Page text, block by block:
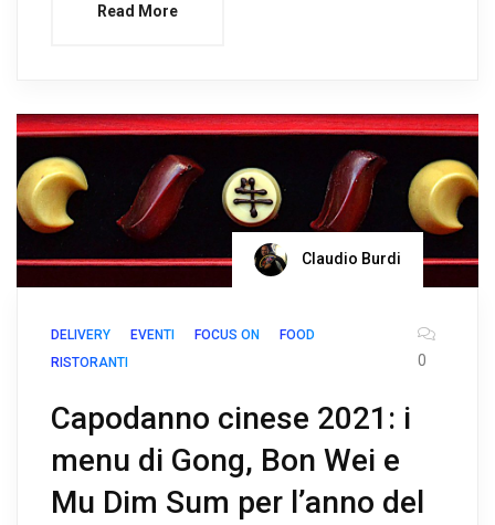
Read More
Claudio Burdi
DELIVERY EVENTI FOCUS ON
FOOD
RISTORANTI
0
Capodanno cinese 2021: i
menu di Gong, Bon Wei e
Mu Dim Sum per l’anno del